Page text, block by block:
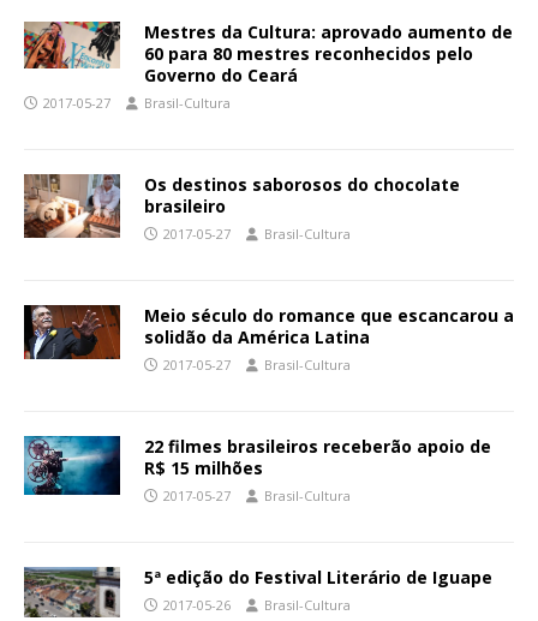
Mestres da Cultura: aprovado aumento de
60 para 80 mestres reconhecidos pelo
Governo do Ceará
2017-05-27 Brasil-Cultura
Os destinos saborosos do chocolate
brasileiro
2017-05-27 Brasil-Cultura
Meio século do romance que escancarou a
solidão da América Latina
2017-05-27 Brasil-Cultura
22 filmes brasileiros receberão apoio de
R$ 15 milhões
2017-05-27 Brasil-Cultura
5ª edição do Festival Literário de Iguape
2017-05-26 Brasil-Cultura